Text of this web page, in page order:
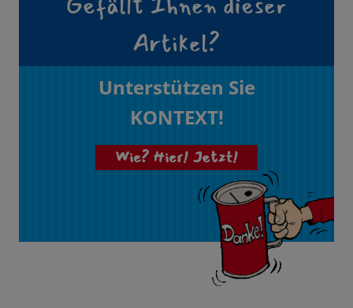
Artikel?
Unterstützen Sie
KONTEXT!
Wie? Hier! Jetzt!